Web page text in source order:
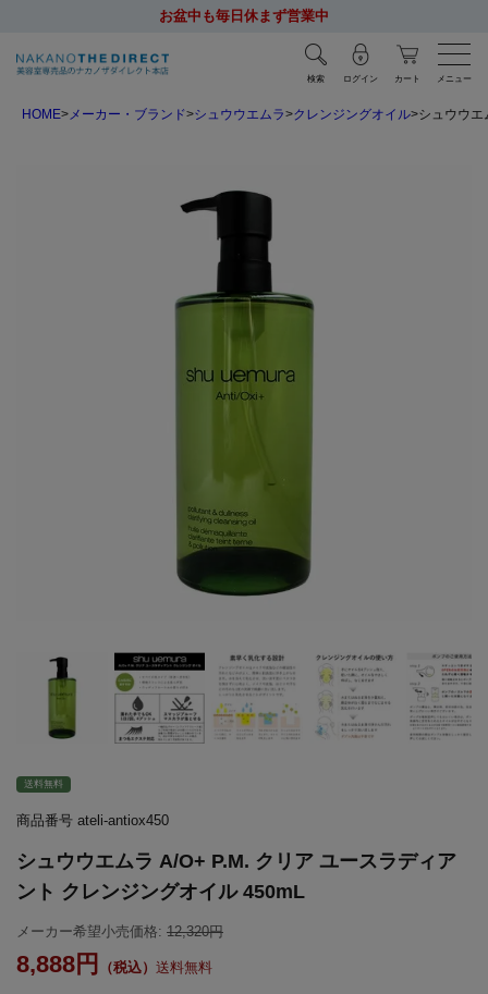
お盆中も毎日休まず営業中
検索 ログイン カート メニュー
HOME メーカー・ブランド シュウウエムラ クレンジングオイル シュウウエ
送料無料
商品番号 ateli-antiox450
シュウウエムラ A/O+ P.M. クリア ユースラディア
ント クレンジングオイル 450mL
メーカー希望小売価格: 12,320
8,888 送料無料